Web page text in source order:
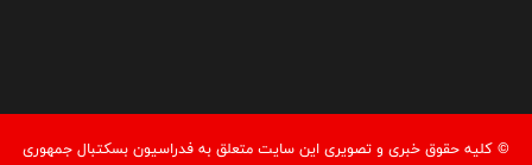
© کليه حقوق خبری و تصويری اين سايت متعلق به فدراسیون بسکتبال جمهوری